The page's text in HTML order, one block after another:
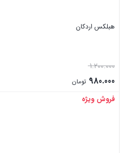
هبلکس اردکان
1.200.000
980.000 تومان
بستن
فروش ویژه